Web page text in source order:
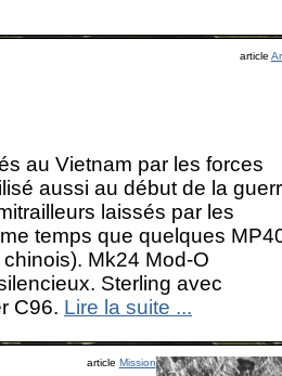
article
au Vietnam par les forces
aussi au début de la
laissés par les
temps que quelques
Mk24 Mod-O
Sterling avec
C96. Lire la suite ...
article Mission